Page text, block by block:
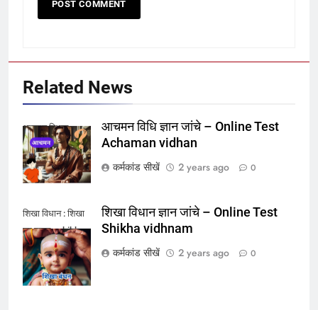
Related News
आचमन विधान
आचमन विधि ज्ञान जांचे – Online Test
Achaman vidhan
कर्मकांड सीखें
2 years ago 0
शिखा विधान : शिखा
का महत्व - shikha
ka mahatva
शिखा विधान ज्ञान जांचे – Online Test
Shikha vidhnam
कर्मकांड सीखें
2 years ago 0